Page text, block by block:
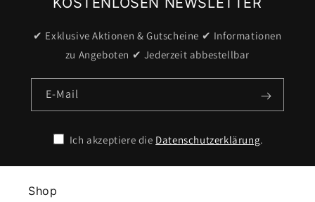
✔ Exklusive Aktionen & Gutscheine ✔ Informationen
zu Angeboten ✔ Jederzeit abbestellbar
E-Mail
Ich akzeptiere die Datenschutzerklärung.
Shop